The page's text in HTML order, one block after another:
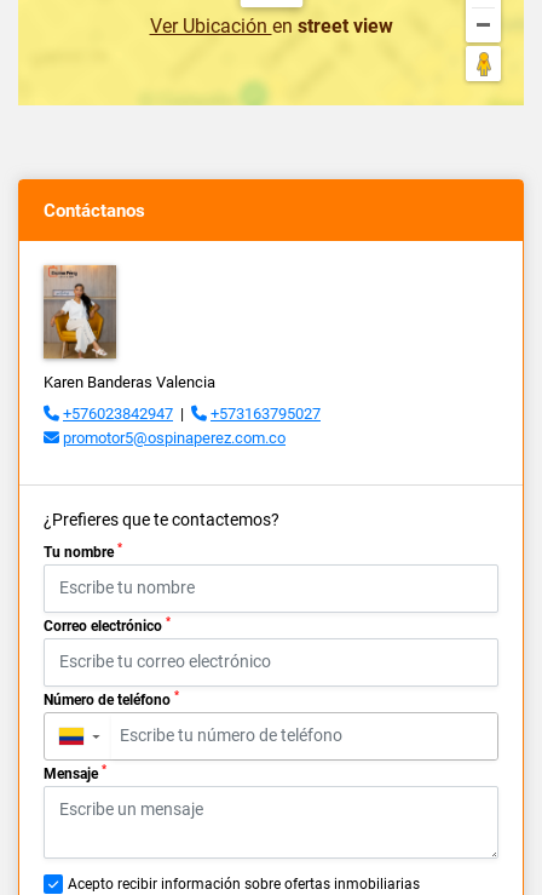
Ver Ubicación en street view
Contáctanos
Karen Banderas Valencia
+576023842947 |
+573163795027
promotor5@ospinaperez.com.co
¿Prefieres que te contactemos?
Tu nombre *
Correo electrónico *
Número de teléfono *
▼
Mensaje *
Acepto recibir información sobre ofertas inmobiliarias